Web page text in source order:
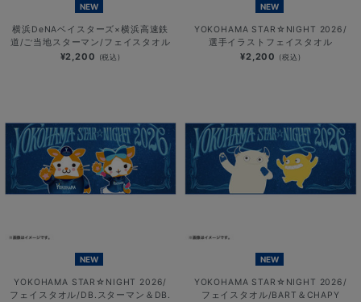
NEW
横浜DeNAベイスターズ×横浜高速鉄
道/ご当地スターマン/フェイスタオル
¥2,200 (税込)
NEW
YOKOHAMA STAR☆NIGHT 2026/
選手イラストフェイスタオル
¥2,200 (税込)
NEW
YOKOHAMA STAR☆NIGHT 2026/
フェイスタオル/DB.スターマン＆DB.
NEW
YOKOHAMA STAR☆NIGHT 2026/
フェイスタオル/BART＆CHAPY